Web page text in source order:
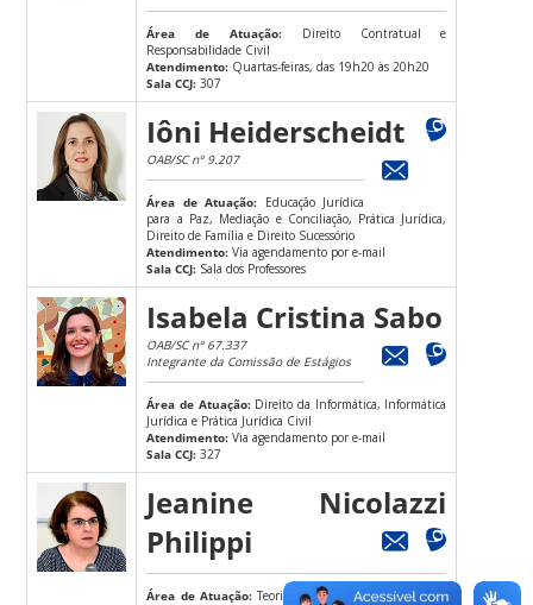
Área de Atuação: Direito Contratual e
Responsabilidade Civil
Atendimento: Quartas-feiras, das 19h20 às 20h20
Sala CCJ: 307
Iôni Heiderscheidt
OAB/SC nº 9.207
Área de Atuação: Educação Jurídica
para a Paz, Mediação e Conciliação, Prática Jurídica,
Direito de Família e Direito Sucessório
Atendimento: Via agendamento por e-mail
Sala CCJ: Sala dos Professores
Isabela Cristina Sabo
OAB/SC nº 67.337
Integrante da Comissão de Estágios
Área de Atuação:Direito da Informática, Informática
Jurídica e Prática Jurídica Civil
Atendimento: Via agendamento por e-mail
Sala CCJ: 327
Jeanine Nicolazzi
Philippi
Área de Atuação:Teoria do Direito, Teoria Política e